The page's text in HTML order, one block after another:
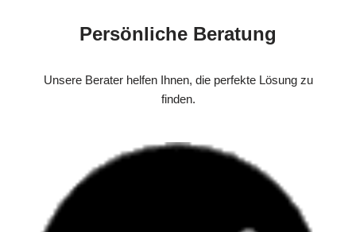
Persönliche Beratung
Unsere Berater helfen Ihnen, die perfekte Lösung zu
finden.